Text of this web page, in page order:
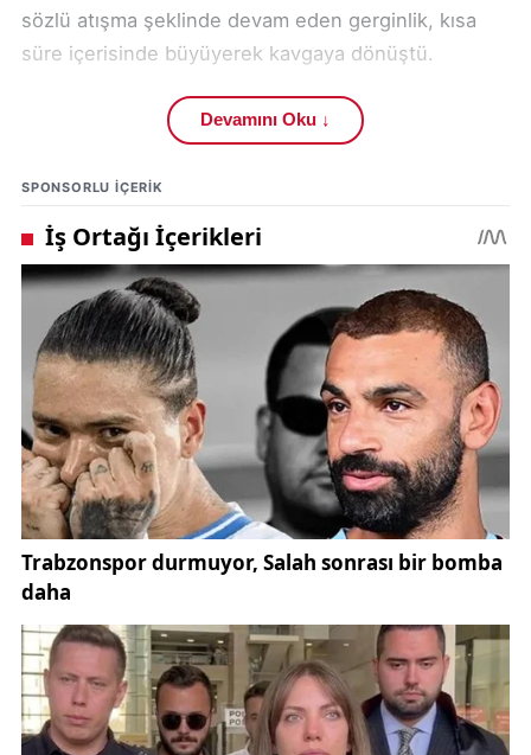
sözlü atışma şeklinde devam eden gerginlik, kısa
süre içerisinde büyüyerek kavgaya dönüştü.
Çevredeki vatandaşların da büyük korku yaşadığı
olay sırasında tarafların birbirlerine bıçakla saldırdığı
iddia edildi. Yaşanan arbede sonucunda A.T.A., E.A.,
T.D. (23) ve H.D. çeşitli yerlerinden yaralandı.
Kavgayı gören vatandaşların durumu 112 Acil Çağrı
Merkezi’ne bildirmesi üzerine olay yerine çok sayıda
sağlık ve polis ekibi yönlendirildi. Sağlık görevlileri
tarafından olay yerinde ilk müdahaleleri yapılan
yaralılar, ambulanslarla kentteki farklı hastanelere
sevk edildi.
Hastanelerde tedavi altına alınan yaralıların sağlık
durumları yakından takip edilirken, yaralılardan
H.D.’nin hayati tehlikesinin bulunduğu öğrenildi.
Diğer yaralıların ise tedavilerinin sürdüğü belirtildi.
Olayın ardından bölgeye ulaşan polis ekipleri,
çevrede geniş güvenlik önlemleri aldı. Kavganın
yaşandığı cadde ve çevresinde inceleme yapan
ekipler, olayın nasıl başladığını ve taraflar arasında
Devamını Oku ↓
SPONSORLU IÇERIK